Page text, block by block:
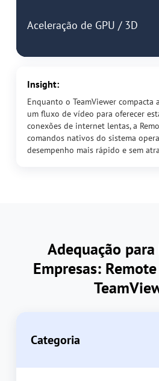
Aceleração de GPU / 3D
Insight:
Enquanto o TeamViewer compacta
um fluxo de vídeo para oferecer
conexões de internet lentas, a
comandos nativos do sistema
desempenho mais rápido e sem
Adequação para
Empresas:
Categoria